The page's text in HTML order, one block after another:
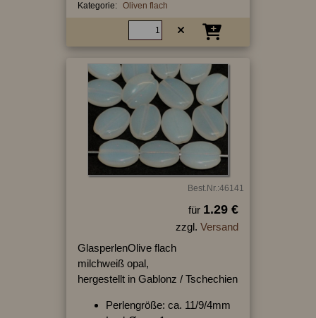
Kategorie: Oliven flach
Best.Nr.:46141
für 1.29 €
zzgl. Versand
GlasperlenOlive flach
milchweiß opal,
hergestellt in Gablonz / Tschechien
Perlengröße: ca. 11/9/4mm